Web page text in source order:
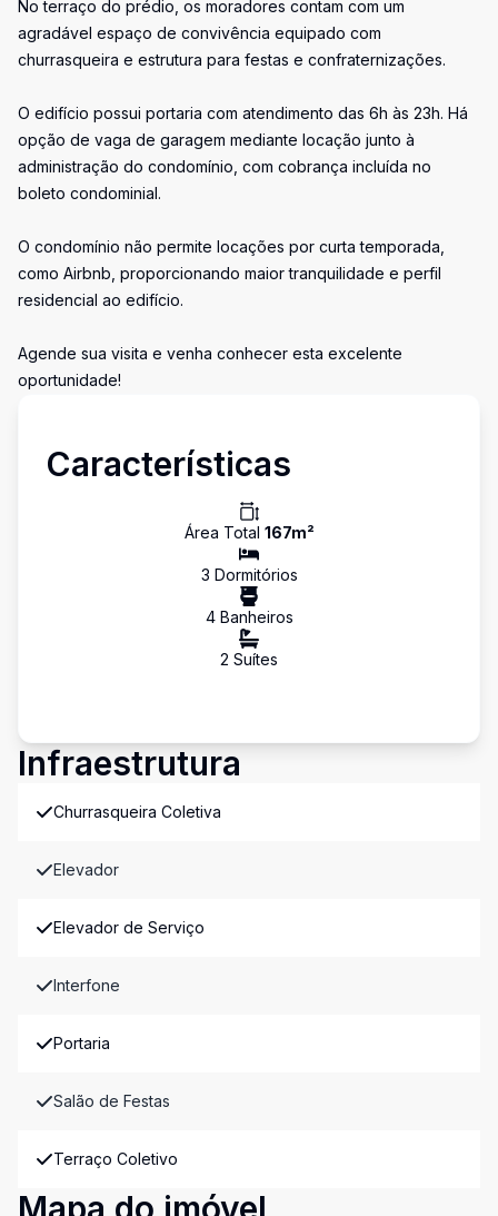
No terraço do prédio, os moradores contam com um
agradável espaço de convivência equipado com
churrasqueira e estrutura para festas e confraternizações.
O edifício possui portaria com atendimento das 6h às 23h. Há
opção de vaga de garagem mediante locação junto à
administração do condomínio, com cobrança incluída no
boleto condominial.
O condomínio não permite locações por curta temporada,
como Airbnb, proporcionando maior tranquilidade e perfil
residencial ao edifício.
Agende sua visita e venha conhecer esta excelente
oportunidade!
Características
Área Total 167m²
3 Dormitórios
4Banheiros
2 Suítes
Infraestrutura
Churrasqueira Coletiva
Elevador
Elevador de Serviço
Interfone
Portaria
Salão de Festas
Terraço Coletivo